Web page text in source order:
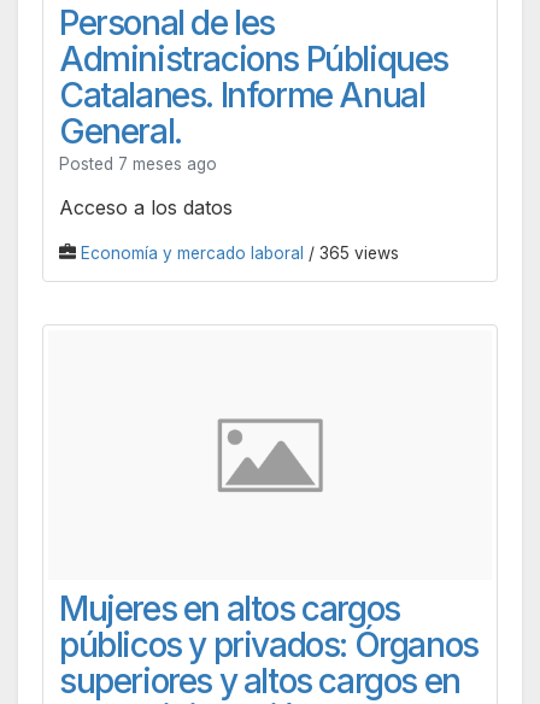
Personal de les
Administracions Públiques
Catalanes. Informe Anual
General.
Posted 7 meses ago
Acceso a los datos
Economía y mercado laboral / 365 views
Mujeres en altos cargos
públicos y privados: Órganos
superiores y altos cargos en